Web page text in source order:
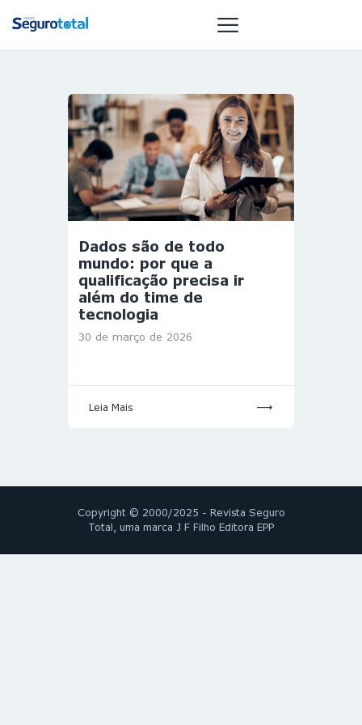
NOTÍCIAS
REVISTA
ESPECIAIS
GAIVOTA DE
OURO
MULHERES
GESTORAS
HOMEST
HOME
Dados são de todo
mundo: por que a
qualificação precisa ir
além do time de
tecnologia
30 de março de 2026
Leia Mais
Copyright © 2000/2025 - Revista Seguro
Total, uma marca J F Filho Editora EPP